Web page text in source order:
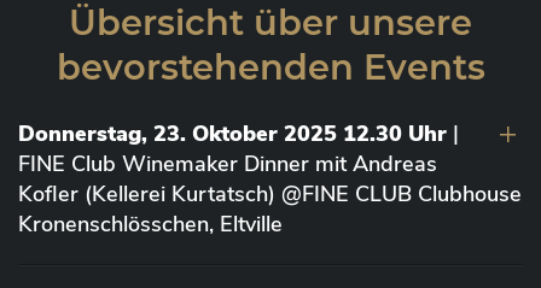
Übersicht über unsere
bevorstehenden Events
Donnerstag, 23. Oktober 2025 12.30 Uhr |
FINE Club Winemaker Dinner mit Andreas
Kofler (Kellerei Kurtatsch) @FINE CLUB Clubhouse
Kronenschlösschen, Eltville